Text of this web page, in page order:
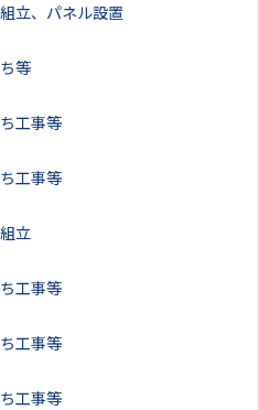
立、パネル設置
等
工事等
工事等
立
工事等
工事等
工事等